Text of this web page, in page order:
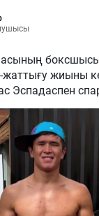
жаттығу жиыны
Эспадаспен